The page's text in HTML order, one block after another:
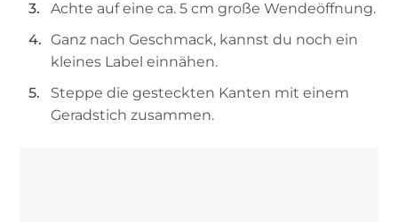
Achte auf eine ca. 5 cm große Wendeöffnung.
Ganz nach Geschmack, kannst du noch ein
kleines Label einnähen.
Steppe die gesteckten Kanten mit einem
Geradstich zusammen.